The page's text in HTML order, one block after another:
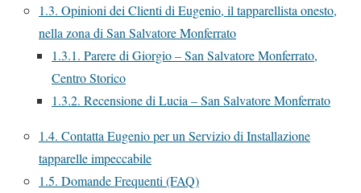
1.3. Opinioni dei Clienti di Eugenio, il tapparellista onesto,
nella zona di San Salvatore Monferrato
1.3.1. Parere di Giorgio – San Salvatore Monferrato,
Centro Storico
1.3.2. Recensione di Lucia – San Salvatore Monferrato
1.4. Contatta Eugenio per un Servizio di Installazione
tapparelle impeccabile
1.5. Domande Frequenti (FAQ)